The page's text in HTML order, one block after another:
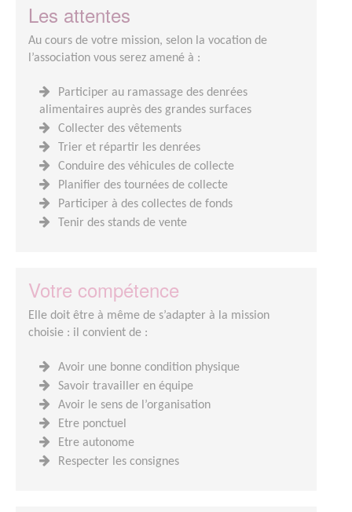
Les attentes
Au cours de votre mission, selon la vocation de
l’association vous serez amené à :
Participer au ramassage des denrées
alimentaires auprès des grandes surfaces
Collecter des vêtements
Trier et répartir les denrées
Conduire des véhicules de collecte
Planifier des tournées de collecte
Participer à des collectes de fonds
Tenir des stands de vente
Votre compétence
Elle doit être à même de s’adapter à la mission
choisie : il convient de :
Avoir une bonne condition physique
Savoir travailler en équipe
Avoir le sens de l’organisation
Etre ponctuel
Etre autonome
Respecter les consignes